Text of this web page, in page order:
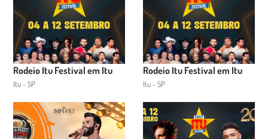
Rodeio Itu Festival em Itu
Itu - SP
Rodeio Itu Festival em Itu
Itu - SP